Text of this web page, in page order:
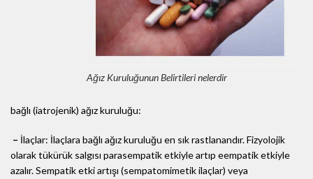
Ağız Kuruluğunun Belirtileri nelerdir
bağlı (iatrojenik) ağız kuruluğu:
– İlaçlar: İlaçlara bağlı ağız kuruluğu en sık rastlanandır. Fizyolojik
olarak tükürük salgısı parasempatik etkiyle artıp eempatik etkiyle
azalır. Sempatik etki artışı (sempatomimetik ilaçlar) veya